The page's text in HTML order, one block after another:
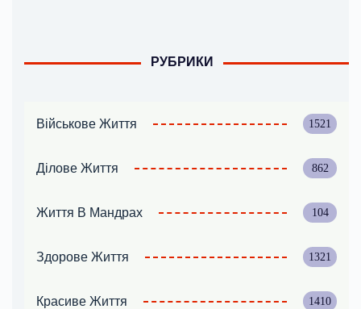
РУБРИКИ
Військове Життя 1521
Ділове Життя 862
Життя В Мандрах 104
Здорове Життя 1321
Красиве Життя 1410